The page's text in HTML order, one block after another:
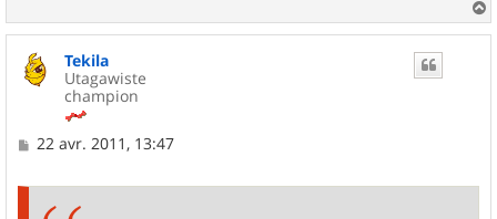
a
Tekila
Utagawiste
champion
M
22 avr. 2011, 13:47